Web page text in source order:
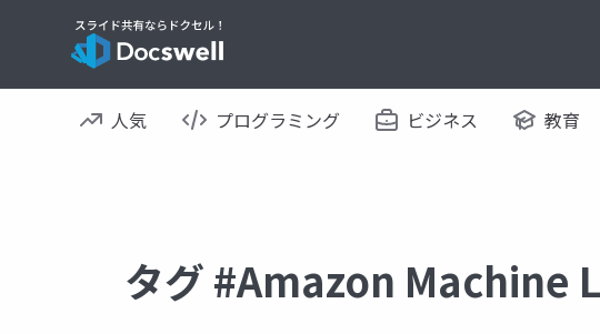
人気 プログラミング ビジネス 教育
タグ #Amazon Machine